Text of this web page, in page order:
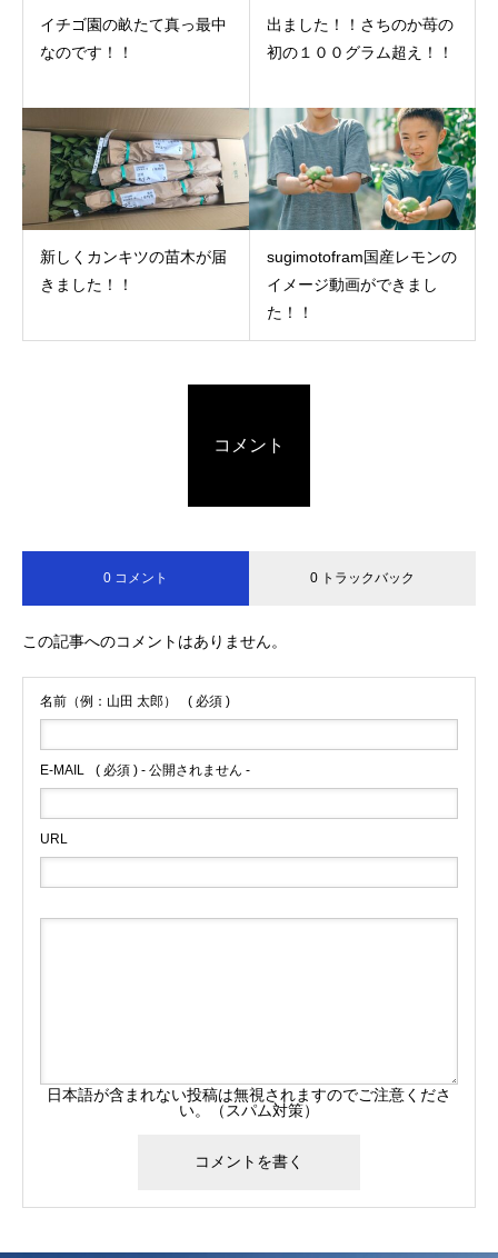
イチゴ園の畝たて真っ最中
なのです！！
出ました！！さちのか苺の
初の１００グラム超え！！
新しくカンキツの苗木が届
きました！！
sugimotofram国産レモンの
イメージ動画ができまし
た！！
コメント
0 コメント 0 トラックバック
この記事へのコメントはありません。
名前（例：山田 太郎） ( 必須 )
E-MAIL ( 必須 ) - 公開されません -
URL
日本語が含まれない投稿は無視されますのでご注意くださ
い。（スパム対策）